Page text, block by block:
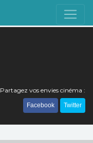
Partagez vos envies cinéma :
Facebook Twitter